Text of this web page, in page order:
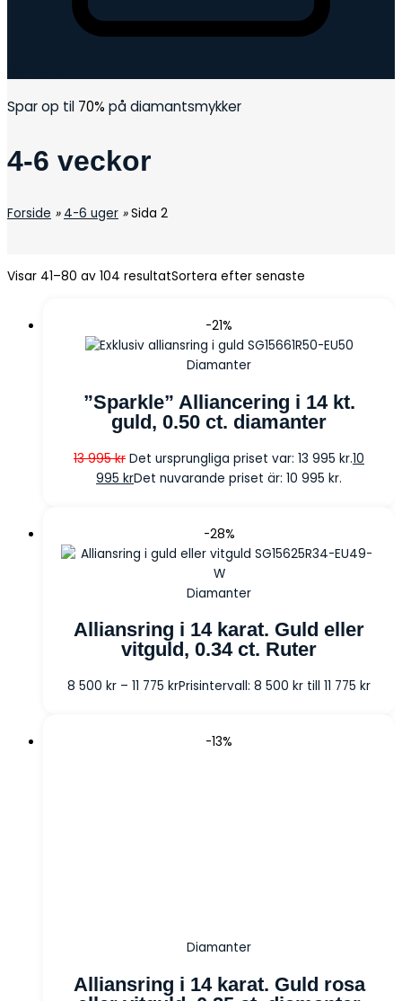
Spar op til 70% på diamantsmykker
4-6 veckor
Forside » 4-6 uger » Sida 2
Visar 41–80 av 104 resultatSortera efter senaste
-21%
Diamanter
”Sparkle” Alliancering i 14 kt.
guld, 0.50 ct. diamanter
13 995kr Det ursprungliga priset var: 13 995 kr.10
995 krDet nuvarande priset är: 10 995 kr.
-28%
Diamanter
Alliansring i 14 karat. Guld eller
vitguld, 0.34 ct. Ruter
8 500 kr – 11 775 krPrisintervall: 8 500 kr till 11 775 kr
-13%
Diamanter
Alliansring i 14 karat. Guld rosa